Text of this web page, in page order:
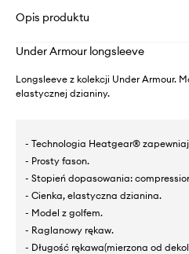
Opis produktu
Under Armour longsleeve
Longsleeve z kolekcji Under Armour.
elastycznej dzianiny.
- Technologia Heatgear®
- Prosty fason.
- Stopień dopasowania:
- Cienka, elastyczna dzianina.
- Model z golfem.
- Raglanowy rękaw.
- Długość rękawa(mierzona od